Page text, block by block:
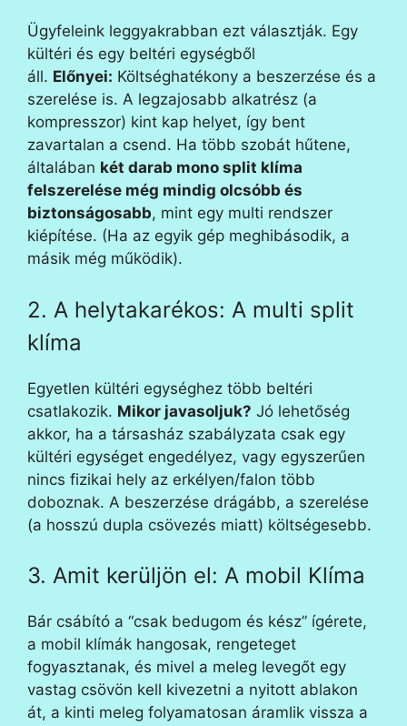
Ügyfeleink leggyakrabban ezt választják. Egy
kültéri és egy beltéri egységből
áll. Előnyei: Költséghatékony a beszerzése és a
szerelése is. A legzajosabb alkatrész (a
kompresszor) kint kap helyet, így bent
zavartalan a csend. Ha több szobát hűtene,
általában két darab mono split klíma
felszerelése még mindig olcsóbb és
biztonságosabb, mint egy multi rendszer
kiépítése. (Ha az egyik gép meghibásodik, a
másik még működik).
2. A helytakarékos: A multi split
klíma
Egyetlen kültéri egységhez több beltéri
csatlakozik. Mikor javasoljuk? Jó lehetőség
akkor, ha a társasház szabályzata csak egy
kültéri egységet engedélyez, vagy egyszerűen
nincs fizikai hely az erkélyen/falon több
doboznak. A beszerzése drágább, a szerelése
(a hosszú dupla csövezés miatt) költségesebb.
3. Amit kerüljön el: A mobil Klíma
Bár csábító a “csak bedugom és kész” ígérete,
a mobil klímák hangosak, rengeteget
fogyasztanak, és mivel a meleg levegőt egy
vastag csövön kell kivezetni a nyitott ablakon
át, a kinti meleg folyamatosan áramlik vissza a